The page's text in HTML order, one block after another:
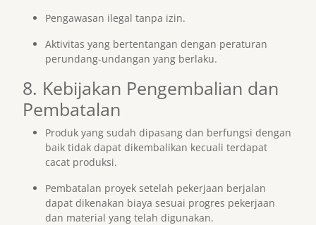
Pengawasan ilegal tanpa izin.
Aktivitas yang bertentangan dengan peraturan
perundang-undangan yang berlaku.
8. Kebijakan Pengembalian dan
Pembatalan
Produk yang sudah dipasang dan berfungsi dengan
baik tidak dapat dikembalikan kecuali terdapat
cacat produksi.
Pembatalan proyek setelah pekerjaan berjalan
dapat dikenakan biaya sesuai progres pekerjaan
dan material yang telah digunakan.